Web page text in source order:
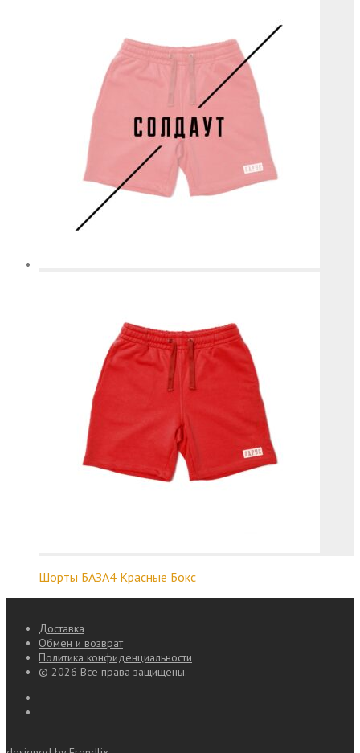
Шорты БАЗА4 Красные Бокс
Доставка
Обмен и возврат
Политика конфиденциальности
© 2026 Все права защищены.